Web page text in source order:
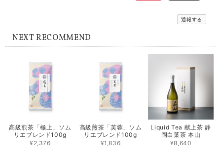
通報する
NEXT RECOMMEND
高級煎茶「極上」ソム
リエブレンド100g
¥2,376
高級煎茶「芙蓉」ソム
リエブレンド100g
¥1,836
Liquid Tea 献上茶 静
岡白葉茶 本山
¥8,640